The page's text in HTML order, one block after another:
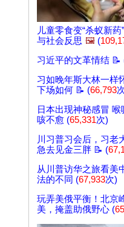
儿童零食变“杀蚁新药
与社会反思 🖼️ (
习近平的文革情结 📝
习如晚年斯大林一样
下场如何 📝 (66,793
日本出现神秘感冒 喉
咳不愈 (65,331次)
川习普习会后，习老
急去见金三胖 📝 (
从川普访华之旅看美
法的不同 (67,933次)
玩弄美俄平衡！北京
美，掩盖助俄野心 (